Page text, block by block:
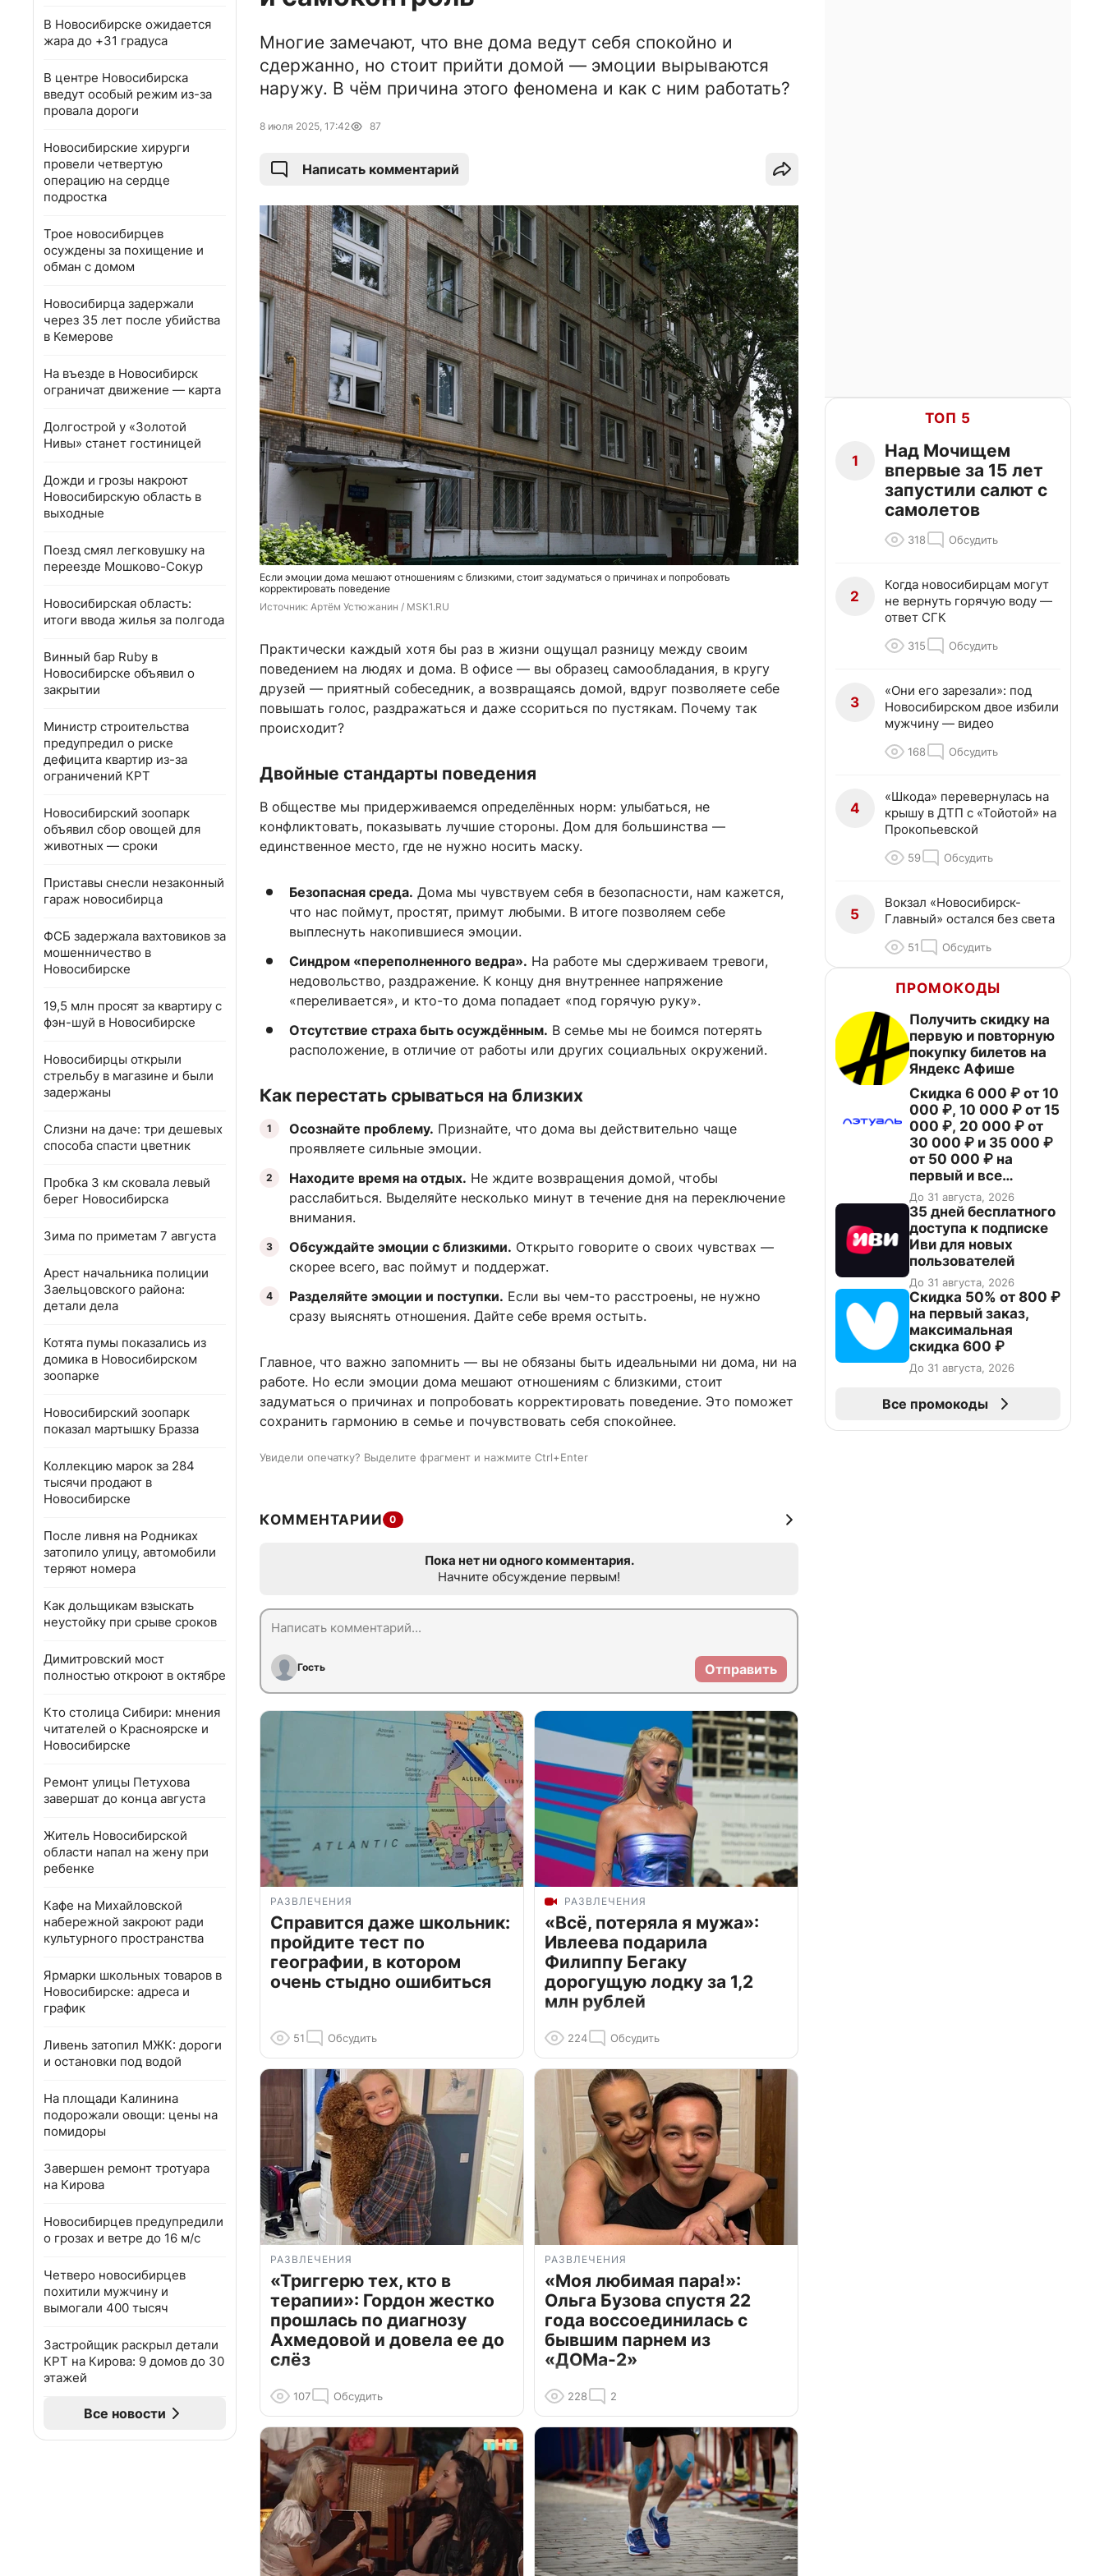
В Новосибирске ожидается
жара до +31 градуса
В центре Новосибирска
введут особый режим из-за
провала дороги
Новосибирские хирурги
провели четвертую
операцию на сердце
подростка
Трое новосибирцев
осуждены за похищение и
обман с домом
Новосибирца задержали
через 35 лет после убийства
в Кемерове
На въезде в Новосибирск
ограничат движение — карта
Долгострой у «Золотой
Нивы» станет гостиницей
Дожди и грозы накроют
Новосибирскую область в
выходные
Поезд смял легковушку на
переезде Мошково-Сокур
Новосибирская область:
итоги ввода жилья за полгода
Винный бар Ruby в
Новосибирске объявил о
закрытии
Министр строительства
предупредил о риске
дефицита квартир из-за
ограничений КРТ
Новосибирский зоопарк
объявил сбор овощей для
животных — сроки
Приставы снесли незаконный
гараж новосибирца
ФСБ задержала вахтовиков за
мошенничество в
Новосибирске
19,5 млн просят за квартиру с
фэн-шуй в Новосибирске
Новосибирцы открыли
стрельбу в магазине и были
задержаны
Слизни на даче: три дешевых
способа спасти цветник
Пробка 3 км сковала левый
берег Новосибирска
Зима по приметам 7 августа
Арест начальника полиции
Заельцовского района:
детали дела
Котята пумы показались из
домика в Новосибирском
зоопарке
Новосибирский зоопарк
показал мартышку Бразза
Коллекцию марок за 284
тысячи продают в
Новосибирске
После ливня на Родниках
затопило улицу, автомобили
теряют номера
Как дольщикам взыскать
неустойку при срыве сроков
Димитровский мост
полностью откроют в октябре
Кто столица Сибири: мнения
читателей о Красноярске и
Новосибирске
Ремонт улицы Петухова
завершат до конца августа
Житель Новосибирской
области напал на жену при
ребенке
Кафе на Михайловской
набережной закроют ради
культурного пространства
Ярмарки школьных товаров в
Новосибирске: адреса и
график
Ливень затопил МЖК: дороги
и остановки под водой
На площади Калинина
подорожали овощи: цены на
помидоры
Завершен ремонт тротуара
на Кирова
Новосибирцев предупредили
о грозах и ветре до 16 м/с
Четверо новосибирцев
похитили мужчину и
вымогали 400 тысяч
Застройщик раскрыл детали
КРТ на Кирова: 9 домов до 30
этажей
Все новости
Многие замечают, что вне дома ведут себя спокойно и
сдержанно, но стоит прийти домой — эмоции вырываются
наружу. В чём причина этого феномена и как с ним работать?
8 июля 2025, 17:42 87
Написать комментарий
Если эмоции дома мешают отношениям с близкими, стоит задуматься о причинах и попробовать
корректировать поведение
Источник: Артём Устюжанин / MSK1.RU
Практически каждый хотя бы раз в жизни ощущал разницу между своим
поведением на людях и дома. В офисе — вы образец самообладания, в кругу
друзей — приятный собеседник, а возвращаясь домой, вдруг позволяете себе
повышать голос, раздражаться и даже ссориться по пустякам. Почему так
происходит?
Двойные стандарты поведения
В обществе мы придерживаемся определённых норм: улыбаться, не
конфликтовать, показывать лучшие стороны. Дом для большинства —
единственное место, где не нужно носить маску.
Безопасная среда. Дома мы чувствуем себя в безопасности, нам кажется,
что нас поймут, простят, примут любыми. В итоге позволяем себе
выплеснуть накопившиеся эмоции.
Синдром «переполненного ведра». На работе мы сдерживаем тревоги,
недовольство, раздражение. К концу дня внутреннее напряжение
«переливается», и кто-то дома попадает «под горячую руку».
Отсутствие страха быть осуждённым. В семье мы не боимся потерять
расположение, в отличие от работы или других социальных окружений.
Как перестать срываться на близких
Осознайте проблему. Признайте, что дома вы действительно чаще
проявляете сильные эмоции.
Находите время на отдых. Не ждите возвращения домой, чтобы
расслабиться. Выделяйте несколько минут в течение дня на переключение
внимания.
Обсуждайте эмоции с близкими. Открыто говорите о своих чувствах —
скорее всего, вас поймут и поддержат.
Разделяйте эмоции и поступки. Если вы чем-то расстроены, не нужно
сразу выяснять отношения. Дайте себе время остыть.
Главное, что важно запомнить — вы не обязаны быть идеальными ни дома, ни на
работе. Но если эмоции дома мешают отношениям с близкими, стоит
задуматься о причинах и попробовать корректировать поведение. Это поможет
сохранить гармонию в семье и почувствовать себя спокойнее.
Увидели опечатку? Выделите фрагмент и нажмите Ctrl+Enter
КОММЕНТАРИИ 0
Пока нет ни одного комментария.
Начните обсуждение первым!
Гость Отправить
РАЗВЛЕЧЕНИЯ
Справится даже школьник:
пройдите тест по
географии, в котором
очень стыдно ошибиться
51 Обсудить
РАЗВЛЕЧЕНИЯ
«Всё, потеряла я мужа»:
Ивлеева подарила
Филиппу Бегаку
дорогущую лодку за 1,2
млн рублей
224 Обсудить
РАЗВЛЕЧЕНИЯ
«Триггерю тех, кто в
терапии»: Гордон жестко
прошлась по диагнозу
Ахмедовой и довела ее до
слёз
107 Обсудить
РАЗВЛЕЧЕНИЯ
«Моя любимая пара!»:
Ольга Бузова спустя 22
года воссоединилась с
бывшим парнем из
«ДОМа-2»
228 2
ТОП 5
1
Над Мочищем
впервые за 15 лет
запустили салют с
самолетов
318 Обсудить
2
Когда новосибирцам могут
не вернуть горячую воду —
ответ СГК
315 Обсудить
3
«Они его зарезали»: под
Новосибирском двое избили
мужчину — видео
168 Обсудить
4
«Шкода» перевернулась на
крышу в ДТП с «Тойотой» на
Прокопьевской
59 Обсудить
5
Вокзал «Новосибирск-
Главный» остался без света
51 Обсудить
ПРОМОКОДЫ
Получить скидку на
первую и повторную
покупку билетов на
Яндекс Афише
Скидка 6 000 ₽ от 10
000 ₽, 10 000 ₽ от 15
000 ₽, 20 000 ₽ от
30 000 ₽ и 35 000 ₽
от 50 000 ₽ на
первый и все
повторные заказы по
промокоду НАБЕРИ
До 31 августа, 2026
35 дней бесплатного
доступа к подписке
Иви для новых
пользователей
До 31 августа, 2026
Скидка 50% от 800 ₽
на первый заказ,
максимальная
скидка 600 ₽
До 31 августа, 2026
Все промокоды